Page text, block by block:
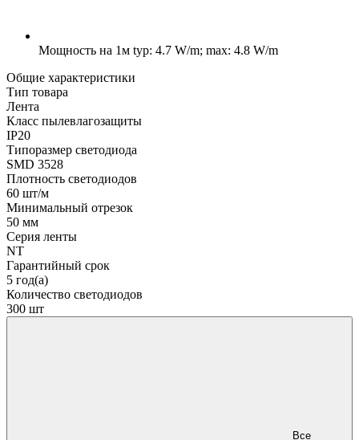
Мощность на 1м typ: 4.7 W/m; max: 4.8 W/m
Общие характеристики
Тип товара
Лента
Класс пылевлагозащиты
IP20
Типоразмер светодиода
SMD 3528
Плотность светодиодов
60 шт/м
Минимальный отрезок
50 мм
Серия ленты
NT
Гарантийный срок
5 год(а)
Количество светодиодов
300 шт